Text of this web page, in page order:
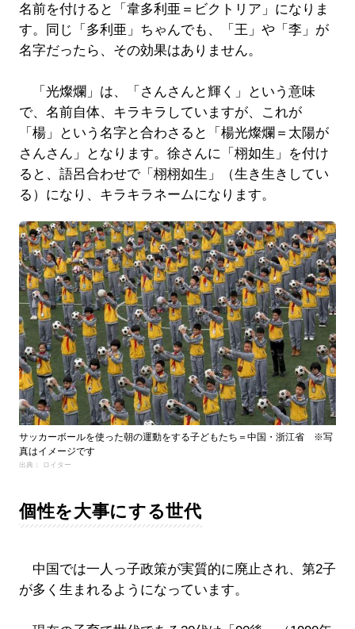
名前を付けると「韋多利亜＝ビクトリア」になりま
す。同じ「多利亜」ちゃんでも、「王」や「李」が
名字だったら、その効果はありません。
「光燦爛」は、「さんさんと輝く」という意味
で、名前自体、キラキラしていますが、これが
「楊」という名字と合わさると「楊光燦爛＝太陽が
さんさん」となります。徐さんに「栩如生」を付け
ると、語呂合わせで「栩栩如生」（生き生きしてい
る）になり、キラキラネームになります。
サッカーボールを使った朝の運動をする子どもたち＝中国・浙江省 ※写
真はイメージです
出典： ロイター
個性を大事にする世代
中国では一人っ子政策が実質的に廃止され、第2子
が多く生まれるようになっています。